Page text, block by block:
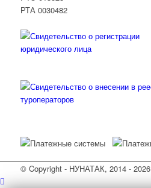
РТА 0030482
© Copyright - НУНАТАК, 2014 - 2026